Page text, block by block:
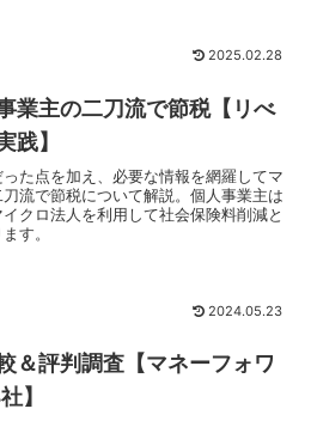
2025.02.28
業主の二刀流で節税【リべ
践】
た点を加え、必要な情報を網羅してマ
流で節税について解説。個人事業主は
クロ法人を利用して社会保険料削減と
す。
2024.05.23
＆評判調査【マネーフォワ
】